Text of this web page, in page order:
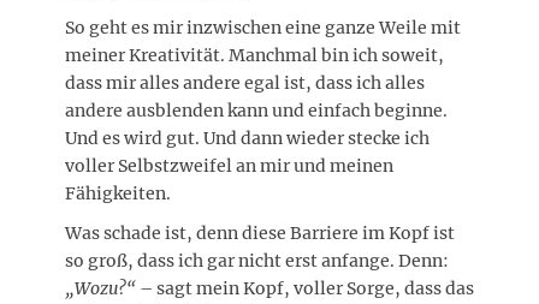
So geht es mir inzwischen eine ganze Weile mit
meiner Kreativität. Manchmal bin ich soweit,
dass mir alles andere egal ist, dass ich alles
andere ausblenden kann und einfach beginne.
Und es wird gut. Und dann wieder stecke ich
voller Selbstzweifel an mir und meinen
Fähigkeiten.
Was schade ist, denn diese Barriere im Kopf ist
so groß, dass ich gar nicht erst anfange. Denn:
„Wozu?“ – sagt mein Kopf, voller Sorge, dass das